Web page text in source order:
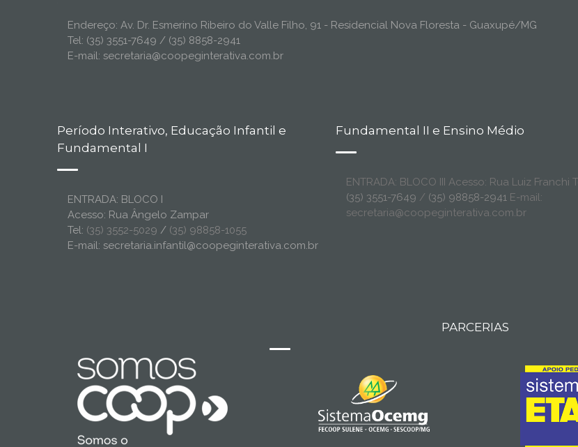
Endereço: Av. Dr. Esmerino Ribeiro do Valle Filho, 91 - Residencial Nova Floresta - Guaxupé/MG
Tel: (35) 3551-7649 / (35) 8858-2941
E-mail: secretaria@coopeginterativa.com.br
Período Interativo, Educação Infantil e
Fundamental I
ENTRADA: BLOCO I
Acesso: Rua Ângelo Zampar
Tel: (35) 3552-5029 / (35) 98858-1055
E-mail: secretaria.infantil@coopeginterativa.com.br
Fundamental II e Ensino Médio
ENTRADA: BLOCO III Acesso: Rua Luiz Franchi
(35) 3551-7649 / (35) 98858-2941E-mail:
secretaria@coopeginterativa.com.br
PARCERIAS